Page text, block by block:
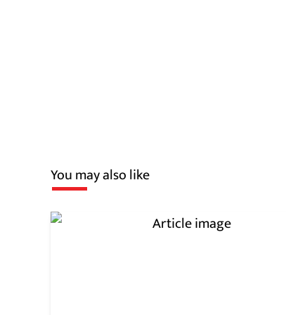
You may also like